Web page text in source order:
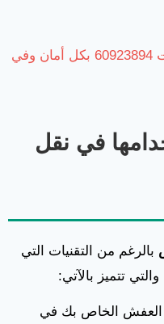
نقل مخازن ومستودعات 60923894 بكل أمان وفي
في نقل
بالرغم من التقنيات التي
تتميز بالآتي:
العفش الخاص بك في